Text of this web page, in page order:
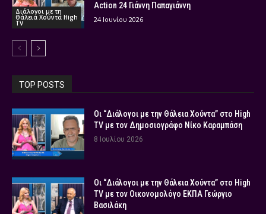
Διάλογοι με τη
Θάλεια Χούντα High
TV
Action 24 Γιάννη Παπαγιάννη
24 Ιουνίου 2026
TOP POSTS
Οι “Διάλογοι με την Θάλεια Χούντα” στο High
TV με τον Δημοσιογράφο Νίκο Καραμπάση
8 Ιουλίου 2026
Οι “Διάλογοι με την Θάλεια Χούντα” στο High
TV με τον Οικονομολόγο ΕΚΠΑ Γεώργιο
Βασιλάκη